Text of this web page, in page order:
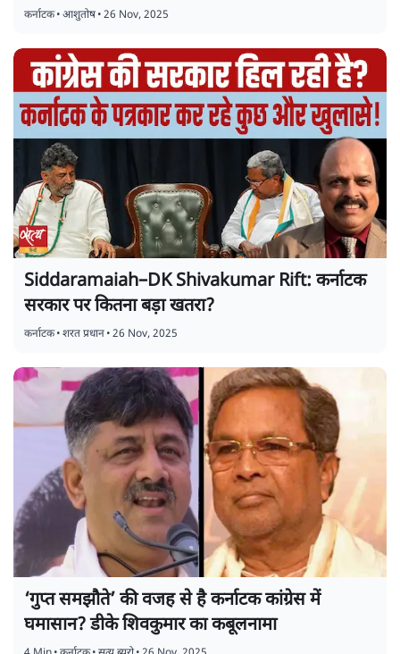
कर्नाटक•आशुतोष•26 Nov, 2025
Siddaramaiah–DK Shivakumar Rift: कर्नाटक
सरकार पर कितना बड़ा खतरा?
कर्नाटक•शरत प्रधान•26 Nov, 2025
‘गुप्त समझौते’ की वजह से है कर्नाटक कांग्रेस में
घमासान? डीके शिवकुमार का कबूलनामा